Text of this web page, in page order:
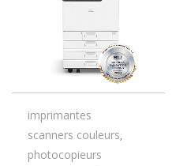
imprimantes
scanners couleurs,
photocopieurs